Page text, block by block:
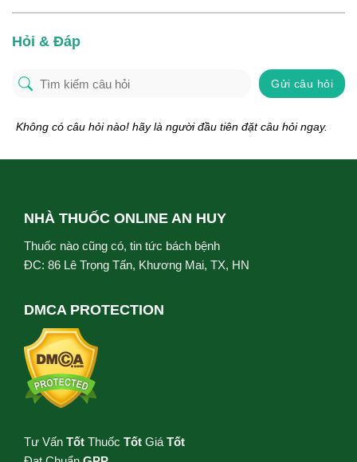
Hỏi & Đáp
Gửi câu hỏi
Không có câu hỏi nào! hãy là người đầu tiên đặt câu hỏi ngay.
NHÀ THUỐC ONLINE AN HUY
Thuốc nào cũng có, tin tức bách bệnh
ĐC: 86 Lê Trọng Tấn, Khương Mai, TX, HN
DMCA PROTECTION
Tư Vấn Tốt Thuốc Tốt Giá Tốt